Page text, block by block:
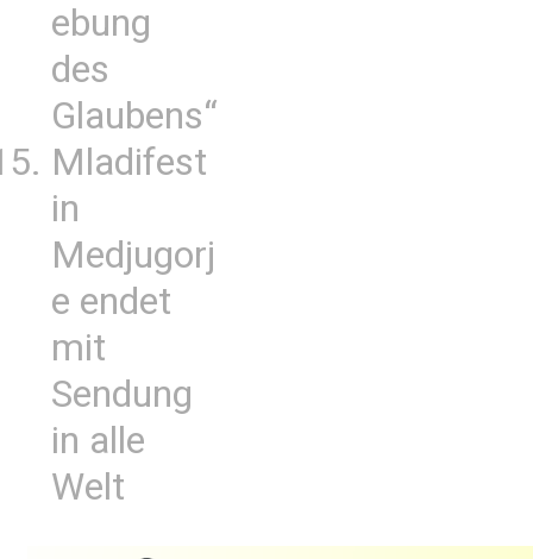
ebung
des
Glaubens“
Mladifest
in
Medjugorj
e endet
mit
Sendung
in alle
Welt